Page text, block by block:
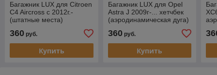
Багажник LUX для Citroen
C4 Aircross с 2012г.-
(штатные места)
(аэродинамическая дуга)
360 руб.
Купить
Багажник LUX для Opel
Astra J 2009г-... хетчбек
(аэродинамическая дуга)
360руб.
Купить